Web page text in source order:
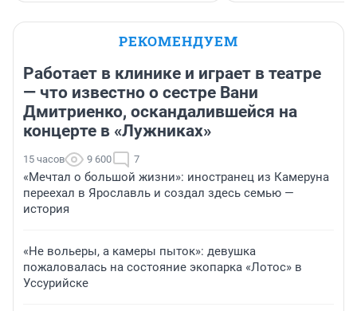
РЕКОМЕНДУЕМ
Работает в клинике и играет в театре
— что известно о сестре Вани
Дмитриенко, оскандалившейся на
концерте в «Лужниках»
15 часов 9 600 7
«Мечтал о большой жизни»: иностранец из Камеруна
переехал в Ярославль и создал здесь семью —
история
«Не вольеры, а камеры пыток»: девушка
пожаловалась на состояние экопарка «Лотос» в
Уссурийске